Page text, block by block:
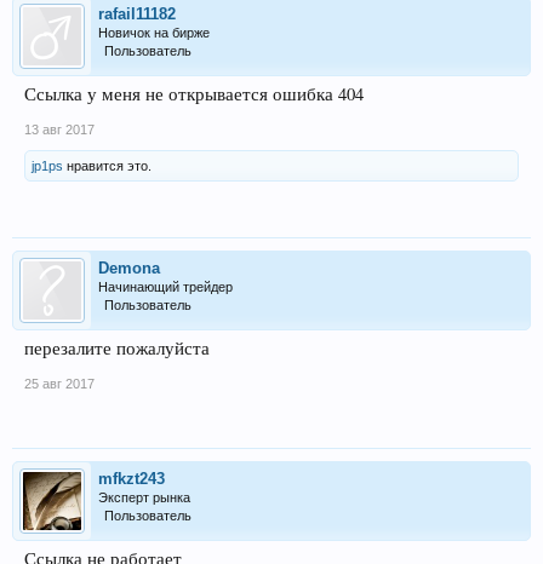
rafail11182
Новичок на бирже
Пользователь
Ссылка у меня не открывается ошибка 404
13 авг 2017
jp1ps нравится это.
Demona
Начинающий трейдер
Пользователь
перезалите пожалуйста
25 авг 2017
mfkzt243
Эксперт рынка
Пользователь
Ссылка не работает